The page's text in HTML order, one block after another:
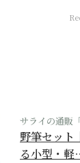
サライの通販
野筆セット
る小型・